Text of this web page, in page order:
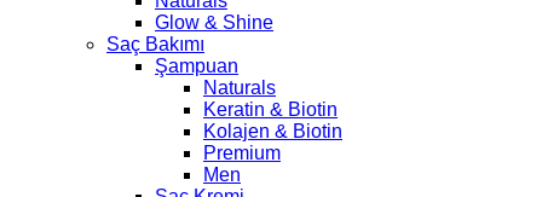
Glow & Shine
Saç Bakımı
Şampuan
Naturals
Keratin & Biotin
Kolajen & Biotin
Premium
Men